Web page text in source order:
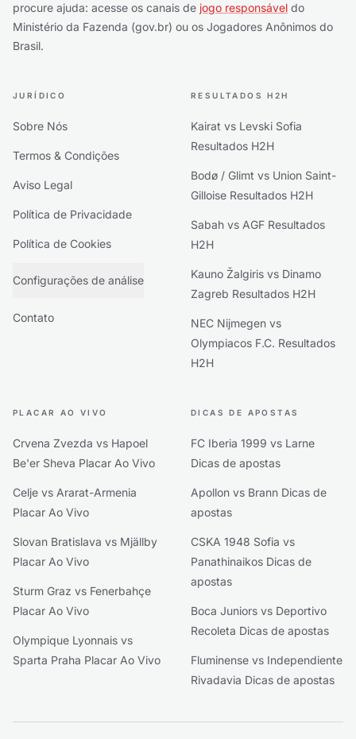
procure ajuda: acesse os canais de jogo responsável do
Ministério da Fazenda (gov.br) ou os Jogadores Anônimos do
Brasil.
JURÍDICO
Sobre Nós
Termos & Condições
Aviso Legal
Política de Privacidade
Política de Cookies
Configurações de análise
Contato
RESULTADOS H2H
Kairat vs Levski Sofia
Resultados H2H
Bodø / Glimt vs Union Saint-
Gilloise Resultados H2H
Sabah vs AGF Resultados
H2H
Kauno Žalgiris vs Dinamo
Zagreb Resultados H2H
NEC Nijmegen vs
Olympiacos F.C. Resultados
H2H
PLACAR AO VIVO
Crvena Zvezda vs Hapoel
Be'er Sheva Placar Ao Vivo
Celje vs Ararat-Armenia
Placar Ao Vivo
Slovan Bratislava vs Mjällby
Placar Ao Vivo
Sturm Graz vs Fenerbahçe
Placar Ao Vivo
Olympique Lyonnais vs
Sparta Praha Placar Ao Vivo
DICAS DE APOSTAS
FC Iberia 1999 vs Larne
Dicas de apostas
Apollon vs Brann Dicas de
apostas
CSKA 1948 Sofia vs
Panathinaikos Dicas de
apostas
Boca Juniors vs Deportivo
Recoleta Dicas de apostas
Fluminense vs Independiente
Rivadavia Dicas de apostas